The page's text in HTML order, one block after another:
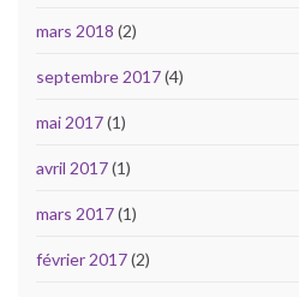
mars 2018 (2)
septembre 2017(4)
mai 2017(1)
avril 2017(1)
mars 2017(1)
février 2017(2)